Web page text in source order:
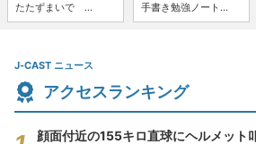
たたずまいで ...
手書き勉強ノート...
J-CAST ニュース
アクセスランキング
顔面付近の155キロ直球にヘルメット